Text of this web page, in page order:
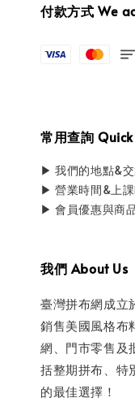
付款方式 We
常用查詢
▶ 我們的地點&
▶ 營業時間&上
▶ 會員優惠與商
我們 About Us
臺灣拼布網成立
銷售美國風格布
網、門市零售及
括整期拼布、特
的最佳選擇！